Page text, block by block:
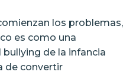
los problemas,
es como una
de la infancia
de convertir